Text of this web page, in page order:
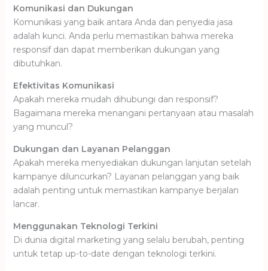
Komunikasi dan Dukungan
Komunikasi yang baik antara Anda dan penyedia jasa
adalah kunci. Anda perlu memastikan bahwa mereka
responsif dan dapat memberikan dukungan yang
dibutuhkan.
Efektivitas Komunikasi
Apakah mereka mudah dihubungi dan responsif?
Bagaimana mereka menangani pertanyaan atau masalah
yang muncul?
Dukungan dan Layanan Pelanggan
Apakah mereka menyediakan dukungan lanjutan setelah
kampanye diluncurkan? Layanan pelanggan yang baik
adalah penting untuk memastikan kampanye berjalan
lancar.
Menggunakan Teknologi Terkini
Di dunia digital marketing yang selalu berubah, penting
untuk tetap up-to-date dengan teknologi terkini.